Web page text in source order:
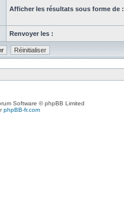
Afficher les résultats sous forme de :
Renvoyer les :
Software © phpBB Limited
phpBB-fr.com